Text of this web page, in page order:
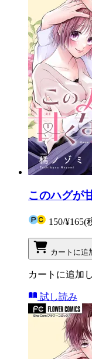
このハグが
150/¥165(
カートに追
カートに追加
試し読み